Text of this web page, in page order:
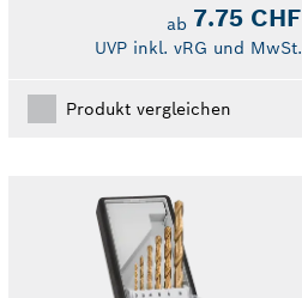
ab 7.75 CHF
UVP inkl. vRG und MwSt.
Produkt vergleichen